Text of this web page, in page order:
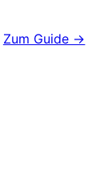
Zum Guide →